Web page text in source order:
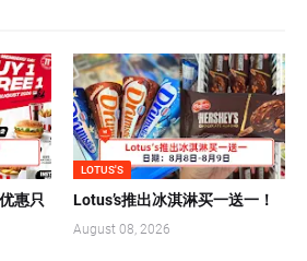
惠只
LOTUS'S
Lotus’s推出冰淇淋买一送一！
August 08, 2026